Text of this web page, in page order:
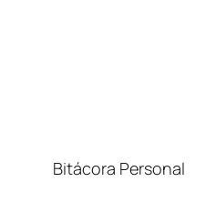
Bitácora Personal